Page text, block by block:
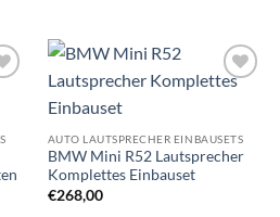
AUTO LAUTSPRECHER EINBAUSETS
BMW Mini R52 Lautsprecher
Komplettes Einbauset
€268,00